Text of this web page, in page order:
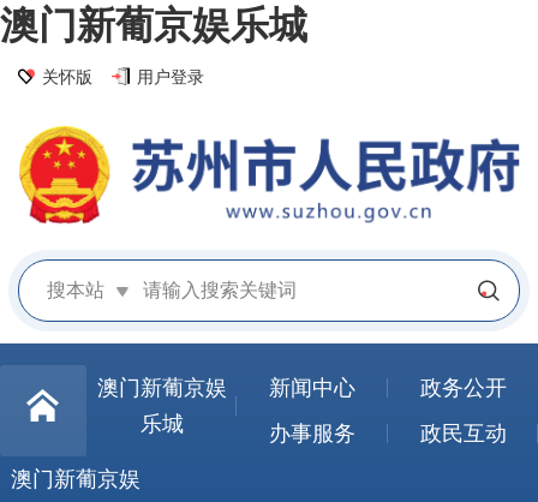
澳门新葡京娱乐城
关怀版 用户登录
搜本站
澳门新葡京娱
乐城
新闻中心
政务公开
办事服务
政民互动
澳门新葡京娱